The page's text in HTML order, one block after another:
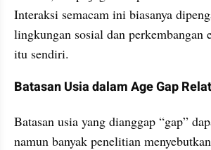
Interaksi semacam ini biasanya
lingkungan sosial dan perkembangan
itu sendiri.
Batasan Usia dalam Age Gap
Batasan usia yang dianggap “gap”
namun banyak penelitian